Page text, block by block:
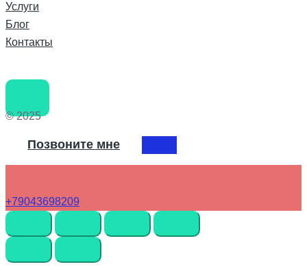
Услуги
Блог
Контакты
© 2025
Позвоните мне
+79043698209